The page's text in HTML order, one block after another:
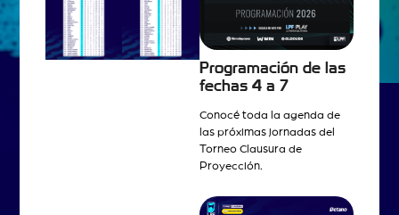
Programación de las
fechas 4 a 7
Conocé toda la agenda de
las próximas jornadas del
Torneo Clausura de
Proyección.